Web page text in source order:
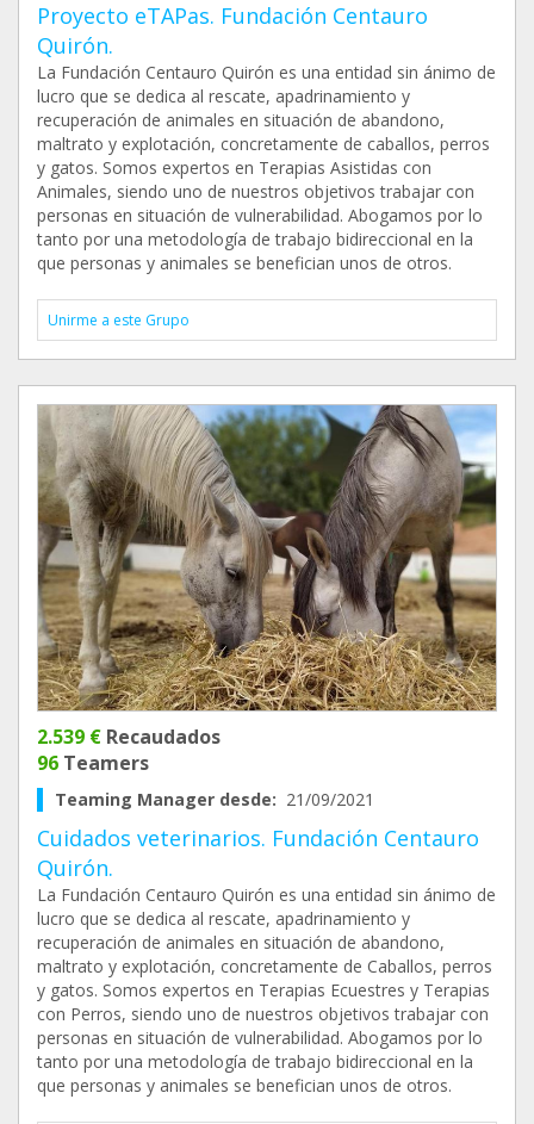
Proyecto eTAPas. Fundación Centauro
Quirón.
La Fundación Centauro Quirón es una entidad sin ánimo de
lucro que se dedica al rescate, apadrinamiento y
recuperación de animales en situación de abandono,
maltrato y explotación, concretamente de caballos, perros
y gatos. Somos expertos en Terapias Asistidas con
Animales, siendo uno de nuestros objetivos trabajar con
personas en situación de vulnerabilidad. Abogamos por lo
tanto por una metodología de trabajo bidireccional en la
que personas y animales se benefician unos de otros.
Unirme a este Grupo
2.539 € Recaudados
96 Teamers
Teaming Manager desde: 21/09/2021
Cuidados veterinarios. Fundación Centauro
Quirón.
La Fundación Centauro Quirón es una entidad sin ánimo de
lucro que se dedica al rescate, apadrinamiento y
recuperación de animales en situación de abandono,
maltrato y explotación, concretamente de Caballos, perros
y gatos. Somos expertos en Terapias Ecuestres y Terapias
con Perros, siendo uno de nuestros objetivos trabajar con
personas en situación de vulnerabilidad. Abogamos por lo
tanto por una metodología de trabajo bidireccional en la
que personas y animales se benefician unos de otros.